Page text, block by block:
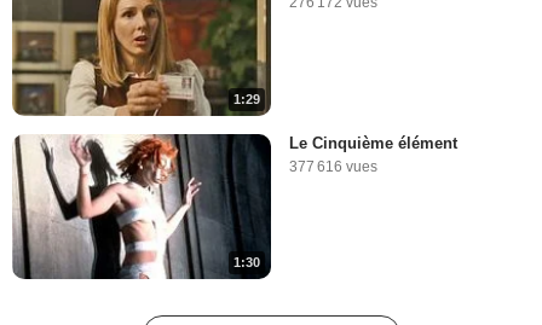
1:29
1:30
Le Cinquième élément
377 616 vues